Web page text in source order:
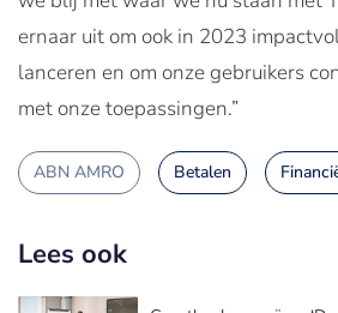
ernaar uit om ook in 2023
lanceren en om onze gebruikers
met onze toepassingen.”
ABN AMRO Betalen
Lees ook